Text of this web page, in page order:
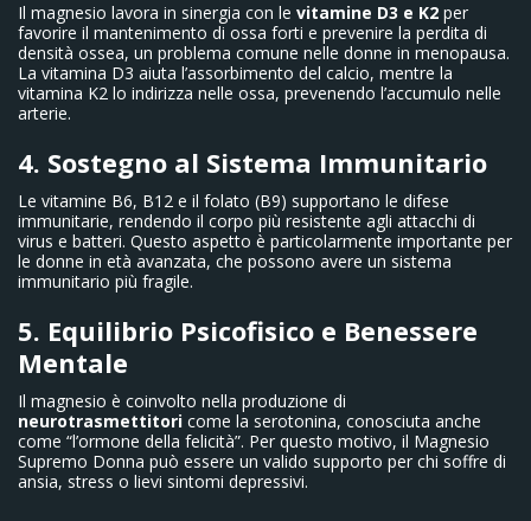
Il magnesio lavora in sinergia con le vitamine D3 e K2 per
favorire il mantenimento di ossa forti e prevenire la perdita di
densità ossea, un problema comune nelle donne in menopausa.
La vitamina D3 aiuta l’assorbimento del calcio, mentre la
vitamina K2 lo indirizza nelle ossa, prevenendo l’accumulo nelle
arterie.
4. Sostegno al Sistema Immunitario
Le vitamine B6, B12 e il folato (B9) supportano le difese
immunitarie, rendendo il corpo più resistente agli attacchi di
virus e batteri. Questo aspetto è particolarmente importante per
le donne in età avanzata, che possono avere un sistema
immunitario più fragile.
5. Equilibrio Psicofisico e Benessere
Mentale
Il magnesio è coinvolto nella produzione di
neurotrasmettitori come la serotonina, conosciuta anche
come “l’ormone della felicità”. Per questo motivo, il Magnesio
Supremo Donna può essere un valido supporto per chi soffre di
ansia, stress o lievi sintomi depressivi.